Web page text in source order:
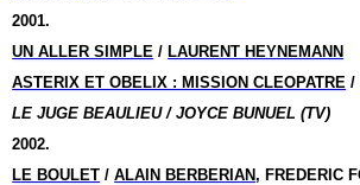
2001.
UN ALLER SIMPLE / LAURENT HEYNEMANN
ASTERIX ET OBELIX : MISSION CLEOPATRE /
LE JUGE BEAULIEU / JOYCE BUNUEL (TV)
2002.
LE BOULET /ALAIN BERBERIAN, FREDERIC